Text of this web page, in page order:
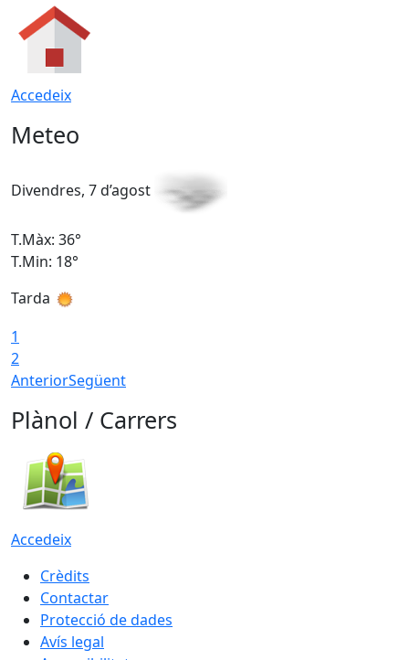
Accedeix
Meteo
Divendres, 7 d’agost
T.Màx: 36°
T.Min: 18°
Tarda
1
2
AnteriorSegüent
Plànol / Carrers
Accedeix
Crèdits
Contactar
Protecció de dades
Avís legal